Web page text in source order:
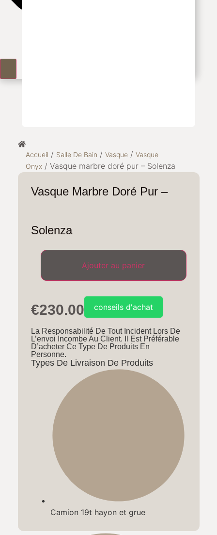
Accueil / Salle De Bain /Vasque /Vasque
Onyx / Vasque marbre doré pur – Solenza
Vasque Marbre Doré Pur –
Solenza
€230.00 conseils d'achat
La Responsabilité De Tout Incident Lors De
L’envoi Incombe Au Client. Il Est Préférable
D’acheter Ce Type De Produits En
Personne.
Types De Livraison De Produits
Camion 19t hayon et grue